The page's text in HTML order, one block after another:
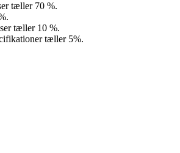
tæller 70 %.
tæller 10 %.
tæller 5%.